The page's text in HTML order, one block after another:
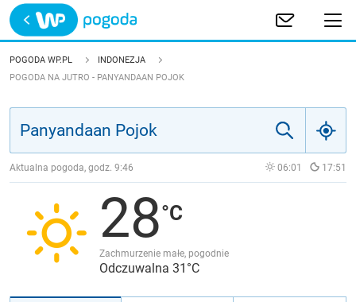
Trwa ładowanie
POLSKA
JAKOŚĆ POWIETRZA
POGODA WP.PL
INDONEZJA
POGODA NA JUTRO - PANYANDAAN POJOK
Aktualna pogoda, godz. 9:46 06:01 17:51
28
Zachmurzenie małe, pogodnie
Odczuwalna 31°C